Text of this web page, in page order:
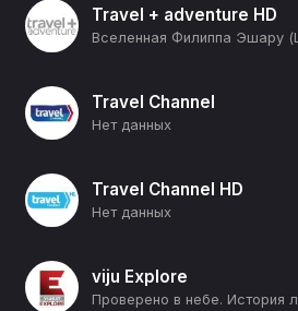
Travel + adventure HD
Вселенная Филиппа Эшару
Travel Channel
Нет данных
Travel Channel HD
Нет данных
viju Explore